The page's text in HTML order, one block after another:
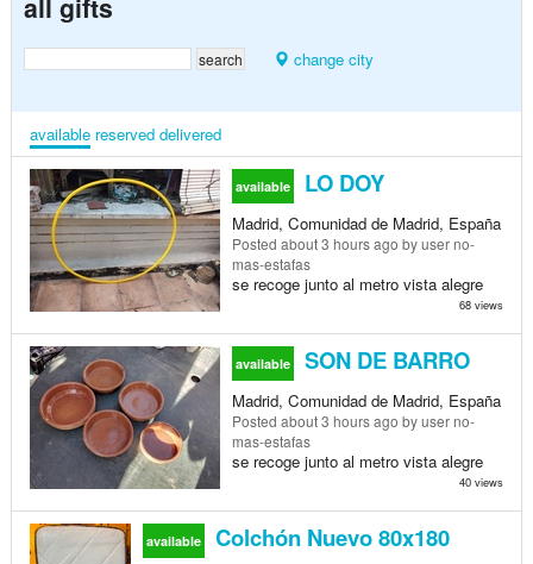
all gifts
change city
available reserved delivered
available LO DOY
Madrid, Comunidad de Madrid, España
Posted about 3 hours ago by user no-
mas-estafas
se recoge junto al metro vista alegre
68 views
available SON DE BARRO
Madrid, Comunidad de Madrid, España
Posted about 3 hours ago by user no-
mas-estafas
se recoge junto al metro vista alegre
40 views
available Colchón Nuevo 80x180